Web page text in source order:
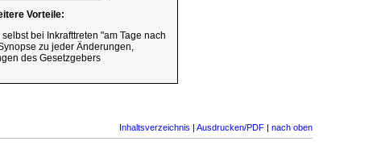
Vorteile:
bei Inkrafttreten "am Tage nach
zu jeder Änderungen,
des Gesetzgebers
Inhaltsverzeichnis | Ausdrucken/PDF | nach oben